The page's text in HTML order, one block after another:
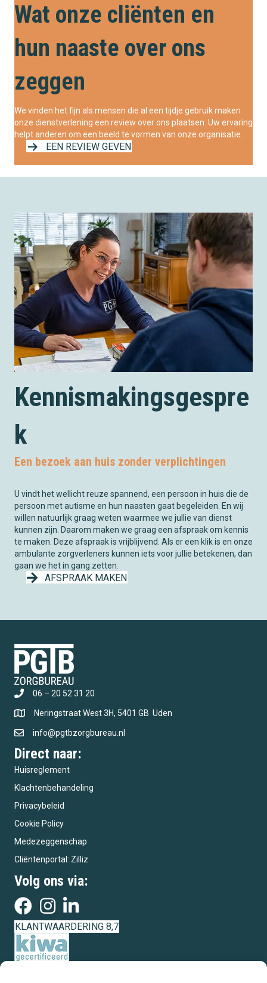
Wat onze cliënten en
hun naaste over ons
zeggen
We vinden het fijn als mensen die al een tijdje gebruik maken
onze dienstverlening een review over ons plaatsen. Uw ervaring
helpt anderen om een beeld te vormen van onze organisatie.
EEN REVIEW GEVEN
Kennismakingsgespre
k
Een bezoek aan huis zonder verplichtingen
U vindt het wellicht reuze spannend, een persoon in huis die de
persoon met autisme en hun naasten gaat begeleiden. En wij
willen natuurlijk graag weten waarmee we jullie van dienst
kunnen zijn. Daarom maken we graag een afspraak om kennis
te maken. Deze afspraak is vrijblijvend. Als er een klik is en onze
ambulante zorgverleners kunnen iets voor jullie betekenen, dan
gaan we het in gang zetten.
AFSPRAAK MAKEN
06 – 20 52 31 20
Neringstraat West 3H, 5401 GB Uden
info@pgtbzorgbureau.nl
Direct naar:
Huisreglement
Klachtenbehandeling
Privacybeleid
Cookie Policy
Medezeggenschap
Cliëntenportal: Zilliz
Volg ons via:
KLANTWAARDERING 8,7